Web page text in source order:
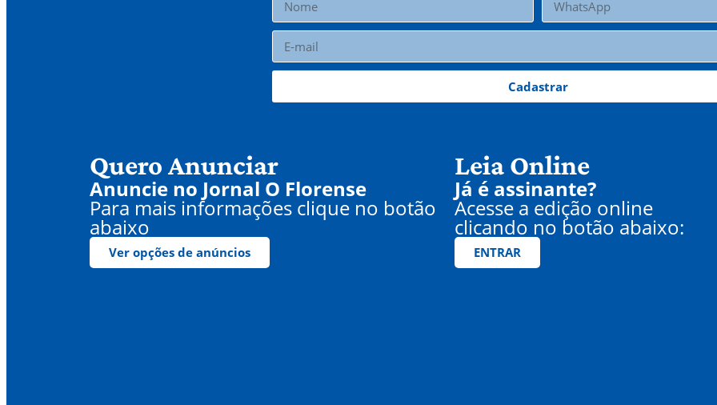
Cadastrar
Quero Anunciar
Anuncie no Jornal O Florense
Para mais informações clique no botão
abaixo
Ver opções de anúncios
Leia Online
Já é assinante?
Acesse a edição online
clicando no botão abaixo:
ENTRAR